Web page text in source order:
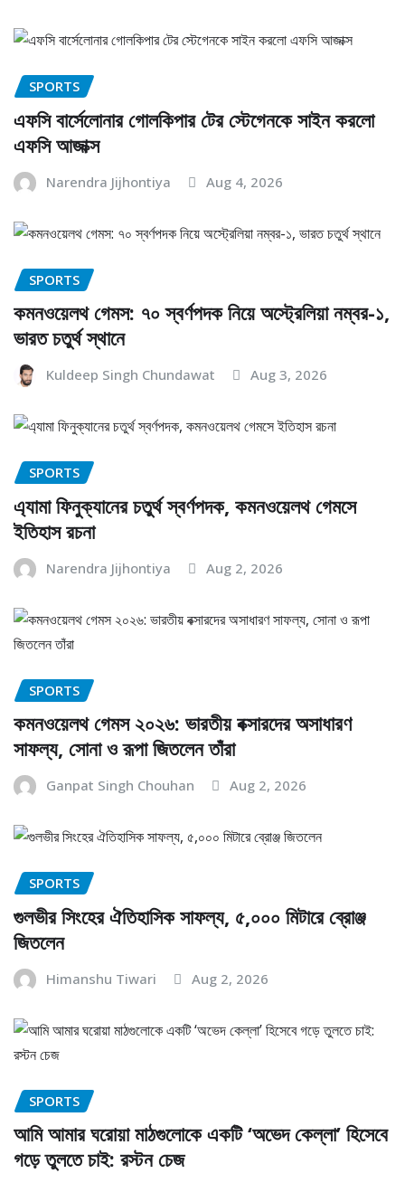
SPORTS
এফসি বার্সেলোনার গোলকিপার টের স্টেগেনকে সাইন করলো
এফসি আজাক্স
Narendra Jijhontiya Aug 4, 2026
SPORTS
কমনওয়েলথ গেমস: ৭০ স্বর্ণপদক নিয়ে অস্ট্রেলিয়া নম্বর-১,
ভারত চতুর্থ স্থানে
Kuldeep Singh Chundawat Aug 3, 2026
SPORTS
এ্যামা ফিনুক্যানের চতুর্থ স্বর্ণপদক, কমনওয়েলথ গেমসে
ইতিহাস রচনা
Narendra Jijhontiya Aug 2, 2026
SPORTS
কমনওয়েলথ গেমস ২০২৬: ভারতীয় বক্সারদের অসাধারণ
সাফল্য, সোনা ও রূপা জিতলেন তাঁরা
Ganpat Singh Chouhan Aug 2, 2026
SPORTS
গুলভীর সিংহের ঐতিহাসিক সাফল্য, ৫,০০০ মিটারে ব্রোঞ্জ
জিতলেন
Himanshu Tiwari Aug 2, 2026
SPORTS
আমি আমার ঘরোয়া মাঠগুলোকে একটি ‘অভেদ কেল্লা’ হিসেবে
গড়ে তুলতে চাই: রস্টন চেজ